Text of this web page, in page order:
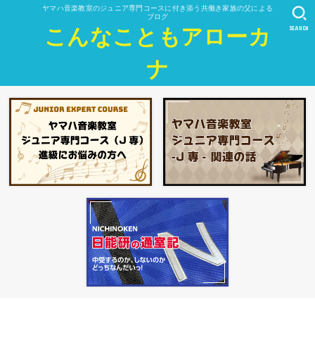
ヤマハ音楽教室のジュニア専門コースに付き添う共働き家族の父による
ブログ
こんなこともアローカ
ナ
SEARCH